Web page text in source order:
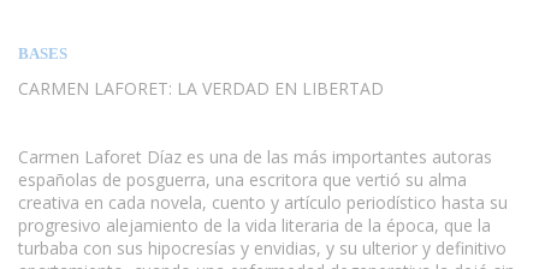
BASES
CARMEN LAFORET: LA VERDAD EN LIBERTAD
Carmen Laforet Díaz es una de las más importantes autoras
españolas de posguerra, una escritora que vertió su alma
creativa en cada novela, cuento y artículo periodístico hasta su
progresivo alejamiento de la vida literaria de la época, que la
turbaba con sus hipocresías y envidias, y su ulterior y definitivo